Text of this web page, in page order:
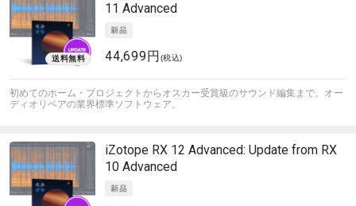
11 Advanced
44,699円 (税込)
初めてのホーム・プロジェクトからオスカー受賞級のサウンド編集まで。オー
ディオリペアの業界標準ソフトウェア。
iZotope RX 12 Advanced: Update from RX
10 Advanced